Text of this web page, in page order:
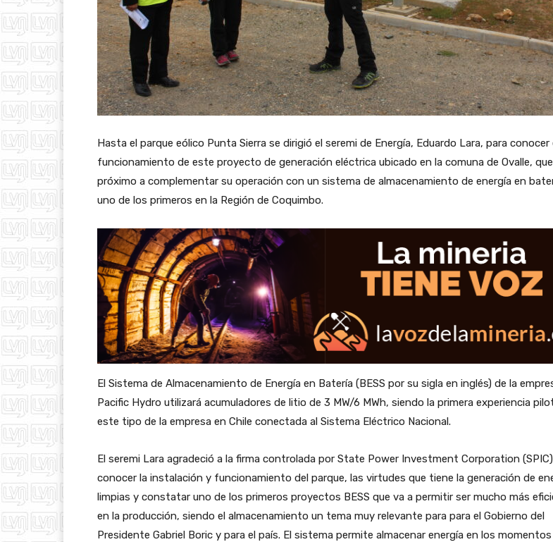
Hasta el parque eólico Punta Sierra se dirigió el seremi de Energía, Eduardo Lara, para conocer
funcionamiento de este proyecto de generación eléctrica ubicado en la comuna de Ovalle,
próximo a complementar su operación con un sistema de almacenamiento de energía en
uno de los primeros en la Región de Coquimbo.
El Sistema de Almacenamiento de Energía en Batería (BESS por su sigla en inglés) de la
Pacific Hydro utilizará acumuladores de litio de 3 MW/6 MWh, siendo la primera experiencia
este tipo de la empresa en Chile conectada al Sistema Eléctrico Nacional.
El seremi Lara agradeció a la firma controlada por State Power Investment Corporation
conocer la instalación y funcionamiento del parque, las virtudes que tiene la generación de
limpias y constatar uno de los primeros proyectos BESS que va a permitir ser mucho más
en la producción, siendo el almacenamiento un tema muy relevante para para el Gobierno del
Presidente Gabriel Boric y para el país. El sistema permite almacenar energía en los momentos